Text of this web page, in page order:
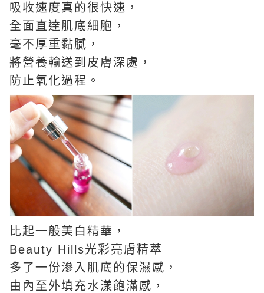
吸收速度真的很快速，
全面直達肌底細胞，
毫不厚重黏膩，
將營養輸送到皮膚深處，
防止氧化過程。
比起一般美白精華，
Beauty Hills光彩亮膚精萃
多了一份滲入肌底的保濕感，
由內至外填充水漾飽滿感，